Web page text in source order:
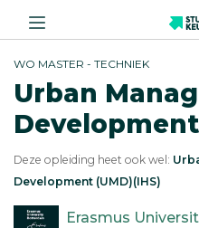
WO MASTER - TECHNIEK
Urban
Deze opleiding heet ook wel:
Development (UMD)(IHS)
Erasmus